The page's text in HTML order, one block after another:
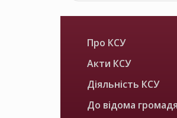
Про КСУ
Акти КСУ
Діяльність КСУ
До відома